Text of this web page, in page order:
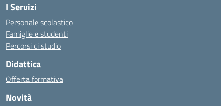
I Servizi
Personale scolastico
Famiglie e studenti
Percorsi di studio
Didattica
Offerta formativa
Novità